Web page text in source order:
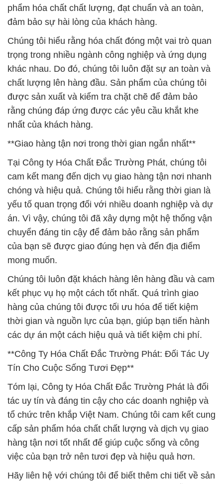
phẩm hóa chất chất lượng, đạt chuẩn và an toàn,
đảm bảo sự hài lòng của khách hàng.
Chúng tôi hiểu rằng hóa chất đóng một vai trò quan
trọng trong nhiều ngành công nghiệp và ứng dụng
khác nhau. Do đó, chúng tôi luôn đặt sự an toàn và
chất lượng lên hàng đầu. Sản phẩm của chúng tôi
được sản xuất và kiểm tra chặt chẽ để đảm bảo
rằng chúng đáp ứng được các yêu cầu khắt khe
nhất của khách hàng.
**Giao hàng tận nơi trong thời gian ngắn nhất**
Tại Công ty Hóa Chất Đắc Trường Phát, chúng tôi
cam kết mang đến dịch vụ giao hàng tận nơi nhanh
chóng và hiệu quả. Chúng tôi hiểu rằng thời gian là
yếu tố quan trọng đối với nhiều doanh nghiệp và dự
án. Vì vậy, chúng tôi đã xây dựng một hệ thống vận
chuyển đáng tin cậy để đảm bảo rằng sản phẩm
của bạn sẽ được giao đúng hẹn và đến địa điểm
mong muốn.
Chúng tôi luôn đặt khách hàng lên hàng đầu và cam
kết phục vụ họ một cách tốt nhất. Quá trình giao
hàng của chúng tôi được tối ưu hóa để tiết kiệm
thời gian và nguồn lực của bạn, giúp bạn tiến hành
các dự án một cách hiệu quả và tiết kiệm chi phí.
**Công Ty Hóa Chất Đắc Trường Phát: Đối Tác Uy
Tín Cho Cuộc Sống Tươi Đẹp**
Tóm lại, Công ty Hóa Chất Đắc Trường Phát là đối
tác uy tín và đáng tin cậy cho các doanh nghiệp và
tổ chức trên khắp Việt Nam. Chúng tôi cam kết cung
cấp sản phẩm hóa chất chất lượng và dịch vụ giao
hàng tận nơi tốt nhất để giúp cuộc sống và công
việc của bạn trở nên tươi đẹp và hiệu quả hơn.
Hãy liên hệ với chúng tôi để biết thêm chi tiết về sản